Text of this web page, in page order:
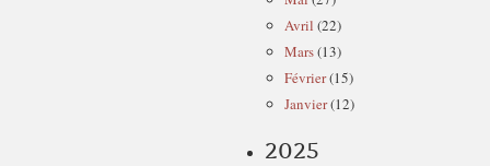
Avril (22)
Mars(13)
Février(15)
Janvier(12)
2025